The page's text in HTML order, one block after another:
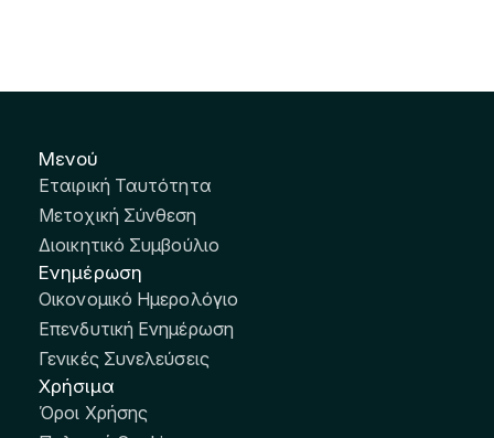
Μενού
Εταιρική Ταυτότητα
Μετοχική Σύνθεση
Διοικητικό Συμβούλιο
Ενημέρωση
Οικονομικό Ημερολόγιο
Επενδυτική Ενημέρωση
Γενικές Συνελεύσεις
Χρήσιμα
Όροι Χρήσης